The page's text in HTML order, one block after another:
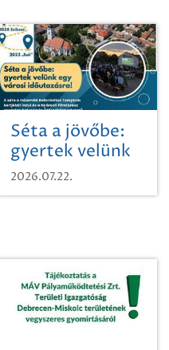
Séta a jövőbe:
gyertek velünk
egy városi
időutazásra!
2026.07.22.